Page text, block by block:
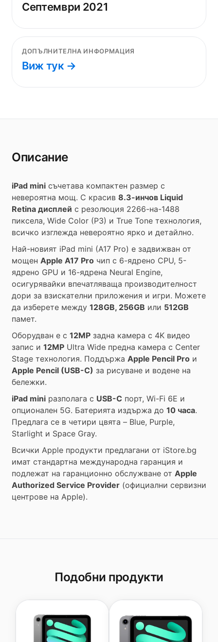
Септември 2021
ДОПЪЛНИТЕЛНА ИНФОРМАЦИЯ
Виж тук →
Описание
iPad mini съчетава компактен размер с
невероятна мощ. С красив 8.3-инчов Liquid
Retina дисплей с резолюция 2266-на-1488
пиксела, Wide Color (P3) и True Tone технология,
всичко изглежда невероятно ярко и детайлно.
Най-новият iPad mini (A17 Pro) е задвижван от
мощен Apple A17 Pro чип с 6-ядрено CPU, 5-
ядрено GPU и 16-ядрена Neural Engine,
осигурявайки впечатляваща производителност
дори за взискателни приложения и игри. Можете
да изберете между 128GB, 256GB или 512GB
памет.
Оборудван е с 12MP задна камера с 4K видео
запис и 12MP Ultra Wide предна камера с Center
Stage технология. Поддържа Apple Pencil Pro и
Apple Pencil (USB-C) за рисуване и водене на
бележки.
iPad mini разполага с USB-C порт, Wi-Fi 6E и
опционален 5G. Батерията издържа до 10 часа.
Предлага се в четири цвята – Blue, Purple,
Starlight и Space Gray.
Всички Apple продукти предлагани от iStore.bg
имат стандартна международна гаранция и
подлежат на гаранционно обслужване от Apple
Authorized Service Provider (официални сервизни
центрове на Apple).
Подобни продукти